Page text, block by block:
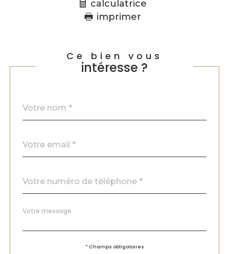
calculatrice
imprimer
Ce bien vous
intéresse ?
par
défaut
*
*
*
Fieldset
Message
*
* Champs obligatoires